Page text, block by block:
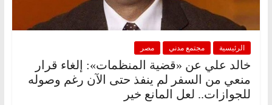
الرئيسية مجتمع مدني مصر
خالد علي عن «قضية المنظمات»: إلغاء قرار
منعي من السفر لم ينفذ حتى الآن رغم وصوله
للجوازات.. لعل المانع خير